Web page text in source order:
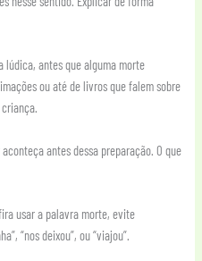
lúdica, antes que alguma morte
ou até de livros que falem sobre
antes dessa preparação. O que
usar a palavra morte, evite
“nos deixou”, ou “viajou”.